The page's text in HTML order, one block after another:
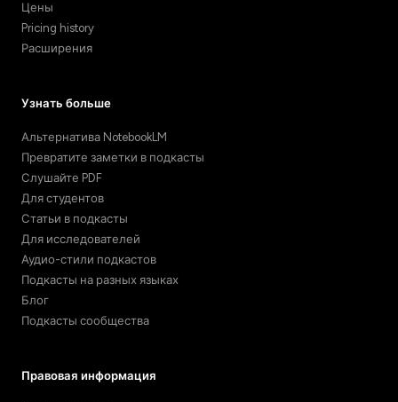
Цены
Pricing history
Расширения
Узнать больше
Альтернатива NotebookLM
Превратите заметки в подкасты
Слушайте PDF
Для студентов
Статьи в подкасты
Для исследователей
Аудио-стили подкастов
Подкасты на разных языках
Блог
Подкасты сообщества
Правовая информация